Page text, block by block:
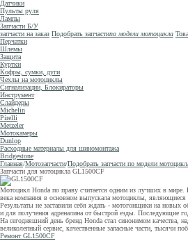
Датчики
Пульты руля
Лампы
Запчасти Б/У
запчасти на заказ Подобрать запчастипо модели мотоцикла
Перчатки
Шлемы
Защита
Куртки
Кофры, сумки, дуги
Чехлы на мотоциклы
Сигнализации, Блокираторы
Инструмент
Слайдеры
Michelin
Pirelli
Metzeler
Мотокамеры
Dunlop
Расходные материалы для шиномонтажа
Bridgestone
Главная/Мотозапчасти/Подобрать запчасти по модели
Запчасти для мотоцикла GL1500CF
Мотоцикл Honda по праву считается одним из лучших в мире.
века компания в основном выпускала мотоциклы, являющиеся
Результаты не заставили себя ждать - мотогонщики на новых
и для получения адреналина от быстрой езды. Последующие
На сегодняшний день бренд Honda стал синонимом качества,
великолепный сервис, качественные запасные части, тысячи
Ремонт GL1500CF